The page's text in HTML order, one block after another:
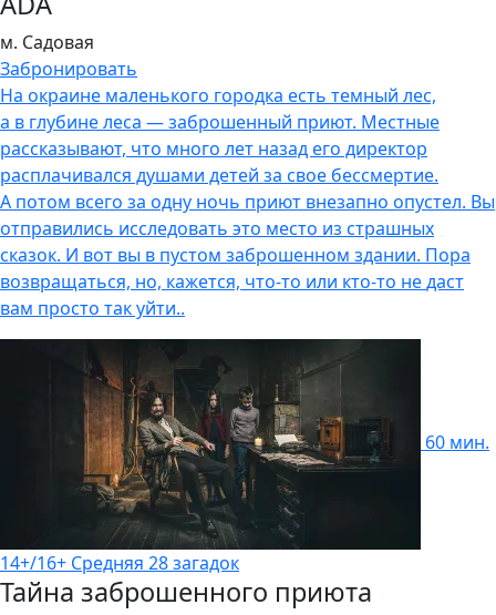
м. Садовая
Забронировать
На окраине маленького городка есть темный лес,
а в глубине леса — заброшенный приют. Местные
рассказывают, что много лет назад его директор
расплачивался душами детей за свое бессмертие.
А потом всего за одну ночь приют внезапно опустел. Вы
отправились исследовать это место из страшных
сказок. И вот вы в пустом заброшенном здании. Пора
возвращаться, но, кажется, что-то или кто-то недаст
вам просто так уйти..
60 мин.
14+/16+ Средняя 28 загадок
Тайна заброшенного приюта